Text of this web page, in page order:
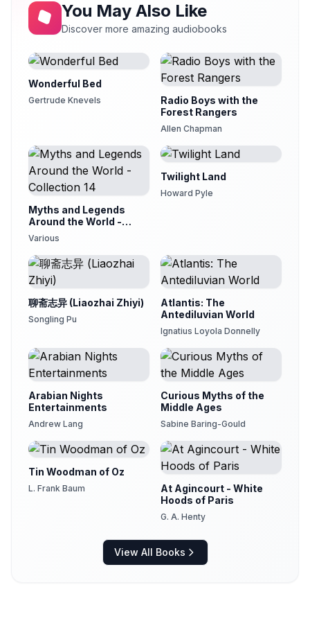
Der junge Riese
Stephanie König
Stephanie König
23
Der starke Hans
Des Teufels rußiger Bruder
schleup
26
Die drei Sprachen
Stephanie König
27
Die faule Spinnerin
Struppiger Wolf
Die kluge Else
Silver
29
Die sieben Schwaben
Stephanie König
Igor Teaforay
31
Doktor Allwissend
32
Einäuglein Zweiäuglein
Elisa
33
Frau Trude
Pengin
34
Fundevogel
You May Also Like
Discover more amazing audiobooks
Wonderful Bed
Gertrude Knevels
Radio Boys with the
Forest Rangers
Allen Chapman
Myths and Legends
Around the World -
Collection 14
Various
Twilight Land
Howard Pyle
聊斋志异 (Liaozhai Zhiyi)
Songling Pu
Atlantis: The
Antediluvian World
Ignatius Loyola Donnelly
Arabian Nights
Entertainments
Andrew Lang
Curious Myths of the
Middle Ages
Sabine Baring-Gould
Tin Woodman of Oz
L. Frank Baum
At Agincourt - White
Hoods of Paris
G. A. Henty
View All Books